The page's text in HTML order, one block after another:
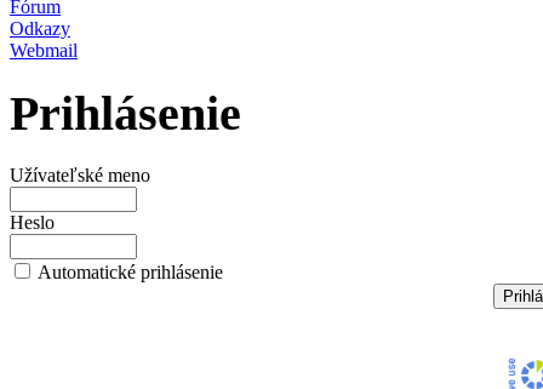
Fórum
Odkazy
Webmail
Prihlásenie
Užívateľské meno
Heslo
Automatické prihlásenie